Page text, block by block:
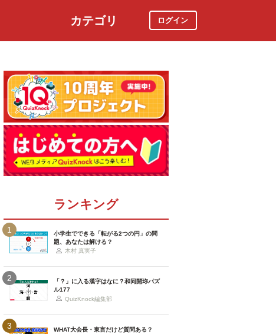
カテゴリ ログイン
ランキング
1
小学生でできる「転がる2つの円」の問
題、あなたは解ける？
木村 真実子
2
「？」に入る漢字はなに？和同開珎パズ
ル177
QuizKnock編集部
3
WHAT大会長・東言だけど質問ある？